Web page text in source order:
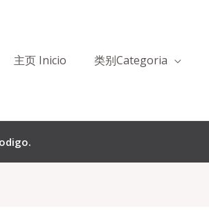
主页 Inicio 类别Categoria